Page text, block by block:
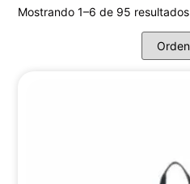
Mostrando 1–6 de 95 resultados